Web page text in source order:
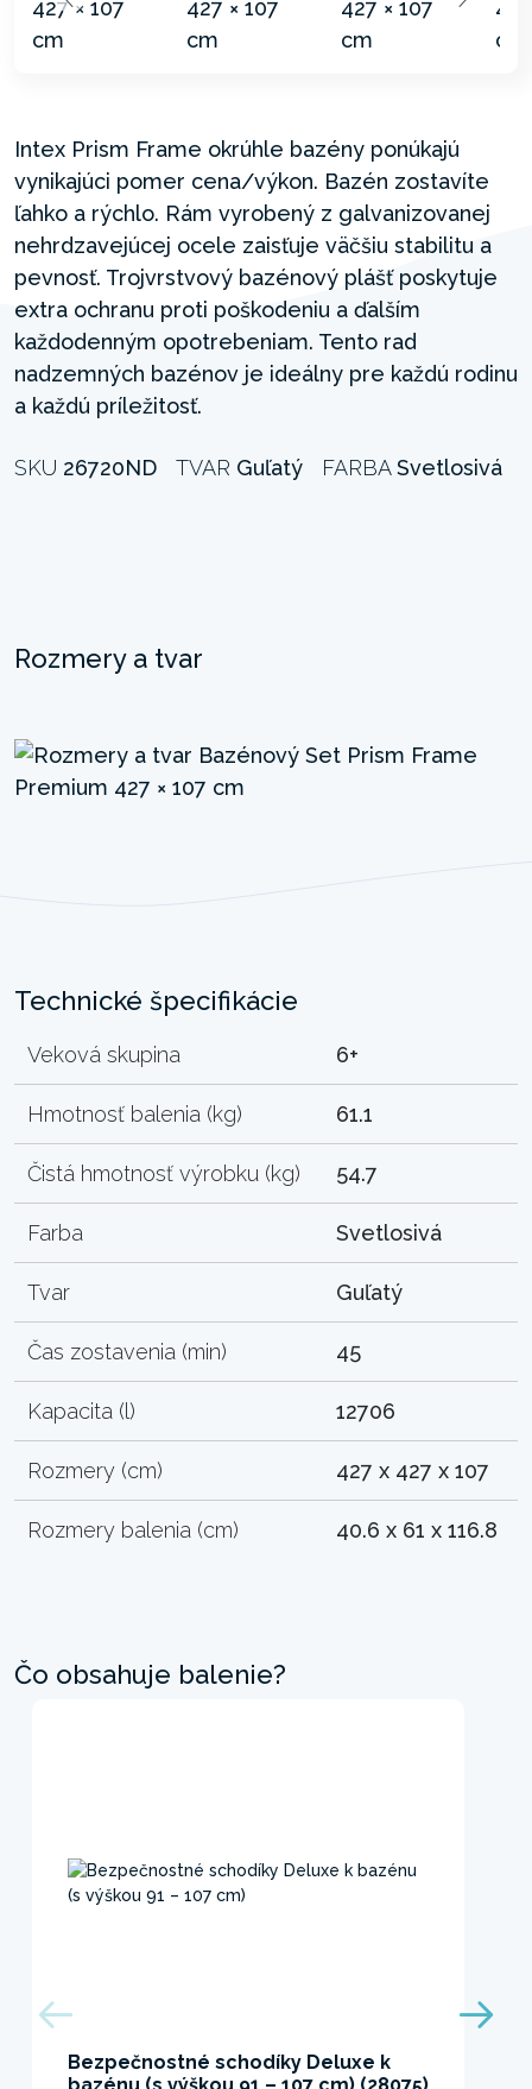
Intex Prism Frame okrúhle bazény ponúkajú
vynikajúci pomer cena/výkon. Bazén zostavíte
ľahko a rýchlo. Rám vyrobený z galvanizovanej
nehrdzavejúcej ocele zaisťuje väčšiu stabilitu a
pevnosť. Trojvrstvový bazénový plášť poskytuje
extra ochranu proti poškodeniu a ďalším
každodenným opotrebeniam. Tento rad
nadzemných bazénov je ideálny pre každú rodinu
a každú príležitosť.
SKU 26720ND TVAR Guľatý FARBASvetlosivá
Rozmery a tvar
Technické špecifikácie
Veková skupina 6+
Hmotnosť balenia (kg) 61.1
Čistá hmotnosť výrobku (kg) 54.7
Farba Svetlosivá
Tvar Guľatý
Čas zostavenia (min) 45
Kapacita (l) 12706
Rozmery (cm) 427 x 427 x 107
Rozmery balenia (cm) 40.6 x 61 x 116.8
Čo obsahuje balenie?
Bezpečnostné schodíky Deluxe k